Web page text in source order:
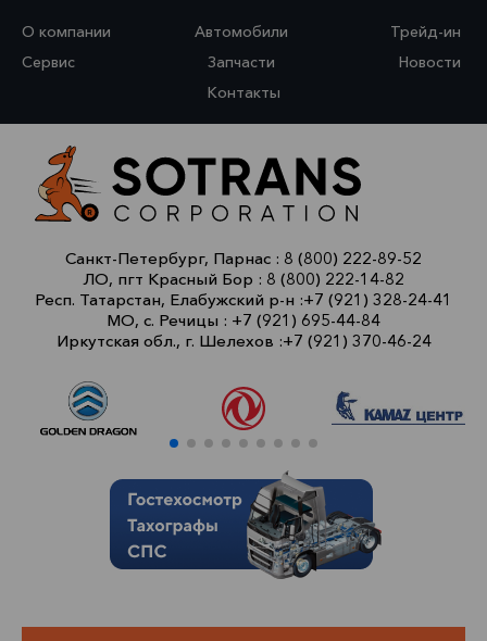
О компании Автомобили
Трейд-ин
Сервис
Запчасти
Новости
Контакты
Санкт-Петербург, Парнас : 8 (800) 222-89-52
ЛО, пгт Красный Бор : 8 (800) 222-14-82
Респ. Татарстан, Елабужский р-н :+7 (921) 328-24-41
МО, с. Речицы : +7 (921) 695-44-84
Иркутская обл., г. Шелехов :+7 (921) 370-46-24